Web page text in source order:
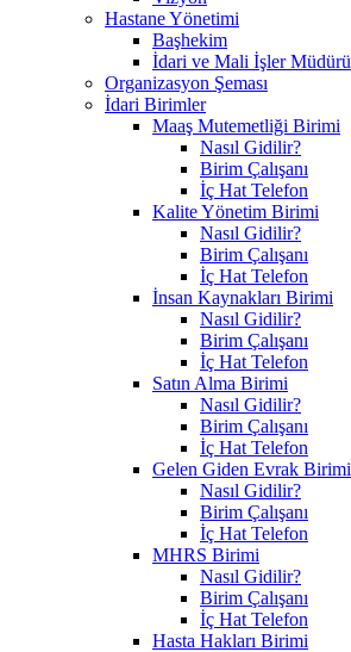
Hastane Yönetimi
Başhekim
İdari ve Mali İşler Müdürü
Organizasyon Şeması
İdari Birimler
Maaş Mutemetliği Birimi
Nasıl Gidilir?
Birim Çalışanı
İç Hat Telefon
Kalite Yönetim Birimi
Nasıl Gidilir?
Birim Çalışanı
İç Hat Telefon
İnsan Kaynakları Birimi
Nasıl Gidilir?
Birim Çalışanı
İç Hat Telefon
Satın Alma Birimi
Nasıl Gidilir?
Birim Çalışanı
İç Hat Telefon
Gelen Giden Evrak Birimi
Nasıl Gidilir?
Birim Çalışanı
İç Hat Telefon
MHRS Birimi
Nasıl Gidilir?
Birim Çalışanı
İç Hat Telefon
Hasta Hakları Birimi